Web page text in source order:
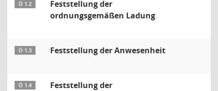
Ö 1.2
Feststellung der
ordnungsgemäßen Ladung
Ö 1.3 Feststellung der Anwesenheit
Ö 1.4
Feststellung der